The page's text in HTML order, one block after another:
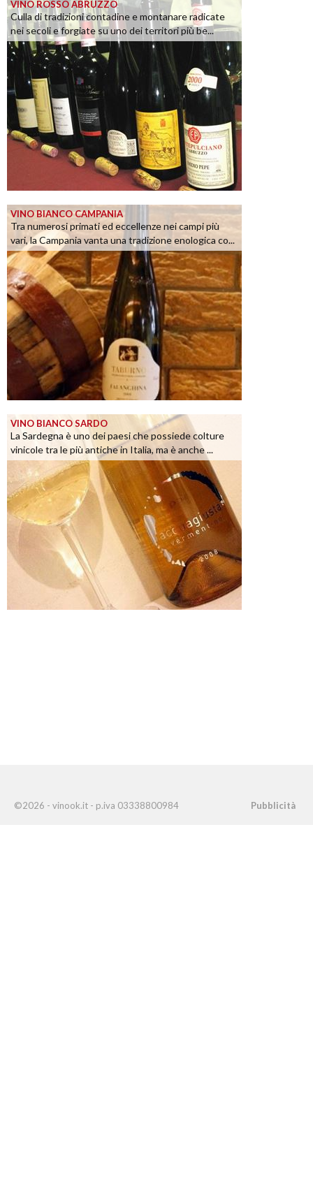
VINO ROSSO ABRUZZO
Culla di tradizioni contadine e montanare radicate
nei secoli e forgiate su uno dei territori più be...
VINO BIANCO CAMPANIA
Tra numerosi primati ed eccellenze nei campi più
vari, la Campania vanta una tradizione enologica co...
VINO BIANCO SARDO
La Sardegna è uno dei paesi che possiede colture
vinicole tra le più antiche in Italia, ma è anche ...
©2026 - vinook.it - p.iva 03338800984 Pubblicità